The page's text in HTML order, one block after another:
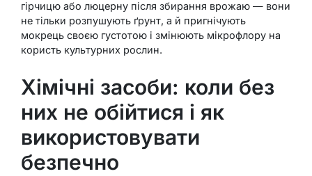
гірчицю або люцерну після збирання врожаю — вони
не тільки розпушують ґрунт, а й пригнічують
мокрець своєю густотою і змінюють мікрофлору на
користь культурних рослин.
Хімічні засоби: коли без
них не обійтися і як
використовувати
безпечно